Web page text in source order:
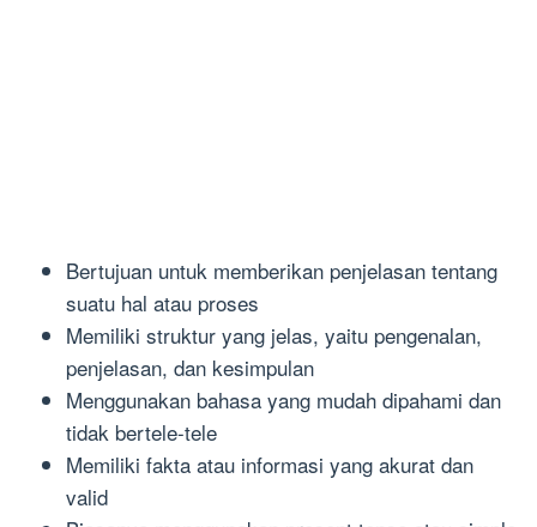
Bertujuan untuk memberikan penjelasan tentang
suatu hal atau proses
Memiliki struktur yang jelas, yaitu pengenalan,
penjelasan, dan kesimpulan
Menggunakan bahasa yang mudah dipahami dan
tidak bertele-tele
Memiliki fakta atau informasi yang akurat dan
valid